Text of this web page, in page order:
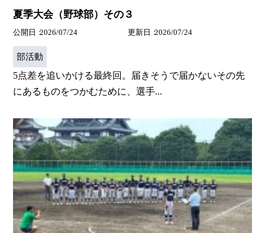
夏季大会（野球部）その３
公開日 2026/07/24 更新日 2026/07/24
部活動
5点差を追いかける最終回。届きそうで届かないその先
にあるものをつかむために、選手...